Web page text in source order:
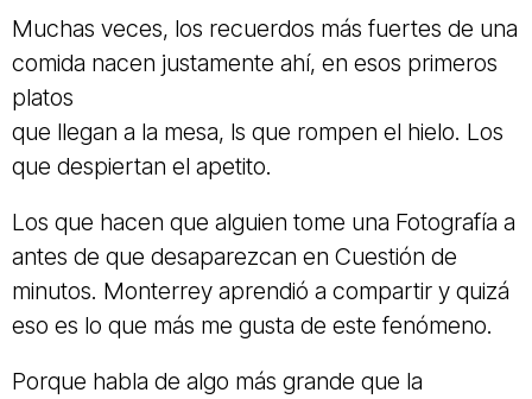
Muchas veces, los recuerdos más fuertes de una
comida nacen justamente ahí, en esos primeros
platos
que llegan a la mesa, ls que rompen el hielo. Los
que despiertan el apetito.
Los que hacen que alguien tome una Fotografía a
antes de que desaparezcan en Cuestión de
minutos. Monterrey aprendió a compartir y quizá
eso es lo que más me gusta de este fenómeno.
Porque habla de algo más grande que la